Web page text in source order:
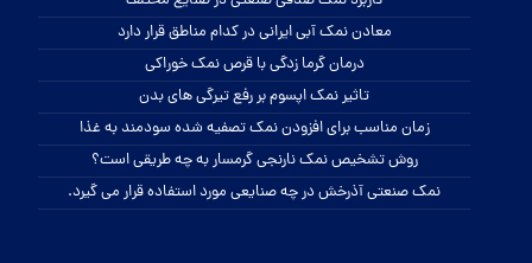
معادن نمک آبی ایرانی در کدام مناطق قرار دارد
درمان گرما زدگی با قرص نمک خوراکی
تاثیر نمک اپسوم بر رفع تیرگی های بدن
زمان مناسب برای افزودن نمک تصفیه شده سودمند به غذا
روش تشخیص نمک نارنجی گرمسار به چه طریقی است؟
نمک صنعتی آذرخش در چه صنایعی مورد استفاده قرار می گیرد.